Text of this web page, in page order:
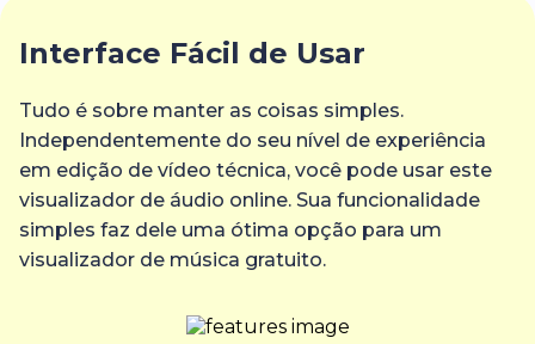
Interface Fácil de Usar
Tudo é sobre manter as coisas simples.
Independentemente do seu nível de experiência
em edição de vídeo técnica, você pode usar este
visualizador de áudio online. Sua funcionalidade
simples faz dele uma ótima opção para um
visualizador de música gratuito.